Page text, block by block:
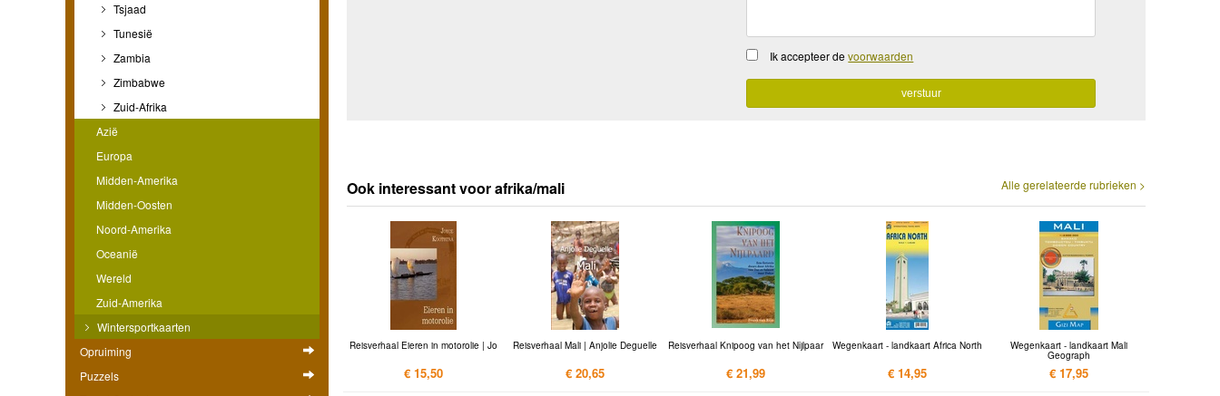
Tsjaad
Tunesië
Zambia
Zimbabwe
Zuid-Afrika
Azië
Europa
Midden-Amerika
Midden-Oosten
Noord-Amerika
Oceanië
Wereld
Zuid-Amerika
Wintersportkaarten
Opruiming
Puzzels
Ik accepteer devoorwaarden
Alle gerelateerde rubrieken >
Ook interessant voor afrika/mali
Reisverhaal Eieren in motorolie | Jo
€ 15,50
Reisverhaal Mali | Anjolie Deguelle
€ 20,65
Reisverhaal Knipoog van het Nijlpaar
€ 21,99
Wegenkaart - landkaart Africa North
€ 14,95
Wegenkaart - landkaart Mali
Geograph
€ 17,95